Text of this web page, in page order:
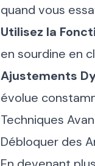
quand vous
Utilisez la
en sourdine en
Ajustements
évolue
Techniques
Débloquer des